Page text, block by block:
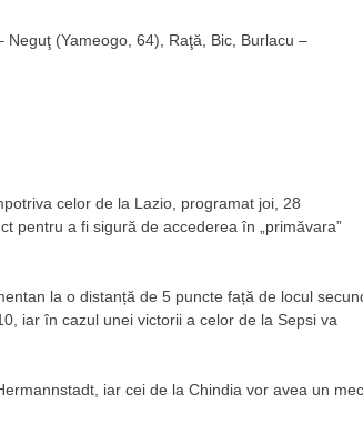
(Yameogo, 64), Raţă, Bic, Burlacu –
celor de la Lazio, programat joi, 28
pentru a fi sigură de accederea în „primăvara”
la o distanță de 5 puncte față de locul
iar în cazul unei victorii a celor de la Sepsi va
iar cei de la Chindia vor avea un